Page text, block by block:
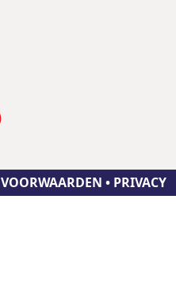
VOORWAARDEN • PRIVACY